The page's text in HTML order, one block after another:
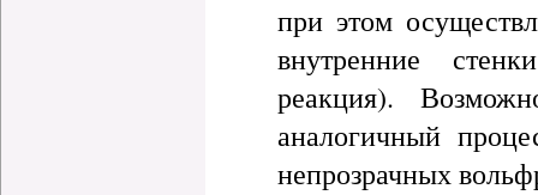
при этом
внутренние
реакция).
аналогичный
непрозрачных